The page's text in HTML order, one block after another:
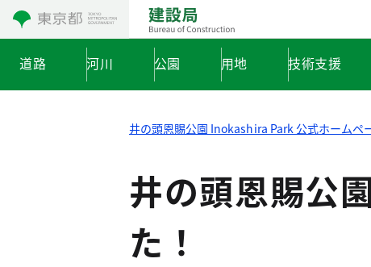
コンテンツにスキップ
道路 河川 公園 用地 技術支援
井の頭恩賜公園 Inokashira Park 公式ホームペ
井の頭恩賜公
た！